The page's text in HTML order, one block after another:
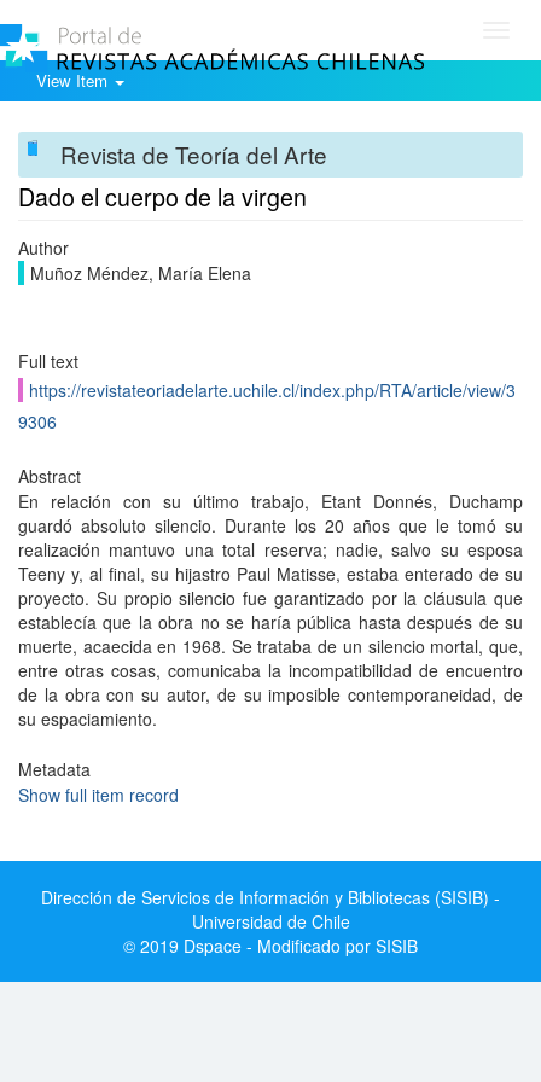
View Item
Revista de Teoría del Arte
Dado el cuerpo de la virgen
Author
Muñoz Méndez, María Elena
Full text
https://revistateoriadelarte.uchile.cl/index.php/RTA/article/view/3
9306
Abstract
En relación con su último trabajo, Etant Donnés, Duchamp
guardó absoluto silencio. Durante los 20 años que le tomó su
realización mantuvo una total reserva; nadie, salvo su esposa
Teeny y, al final, su hijastro Paul Matisse, estaba enterado de su
proyecto. Su propio silencio fue garantizado por la cláusula que
establecía que la obra no se haría pública hasta después de su
muerte, acaecida en 1968. Se trataba de un silencio mortal, que,
entre otras cosas, comunicaba la incompatibilidad de encuentro
de la obra con su autor, de su imposible contemporaneidad, de
su espaciamiento.
Metadata
Show full item record
Dirección de Servicios de Información y Bibliotecas (SISIB) -
Universidad de Chile
© 2019 Dspace - Modificado por SISIB